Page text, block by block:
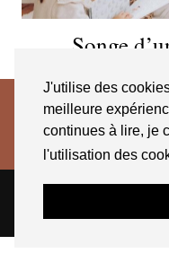
J'utilise des
meilleure
continues à lire, je
l'utilisation des
Songe
THEME